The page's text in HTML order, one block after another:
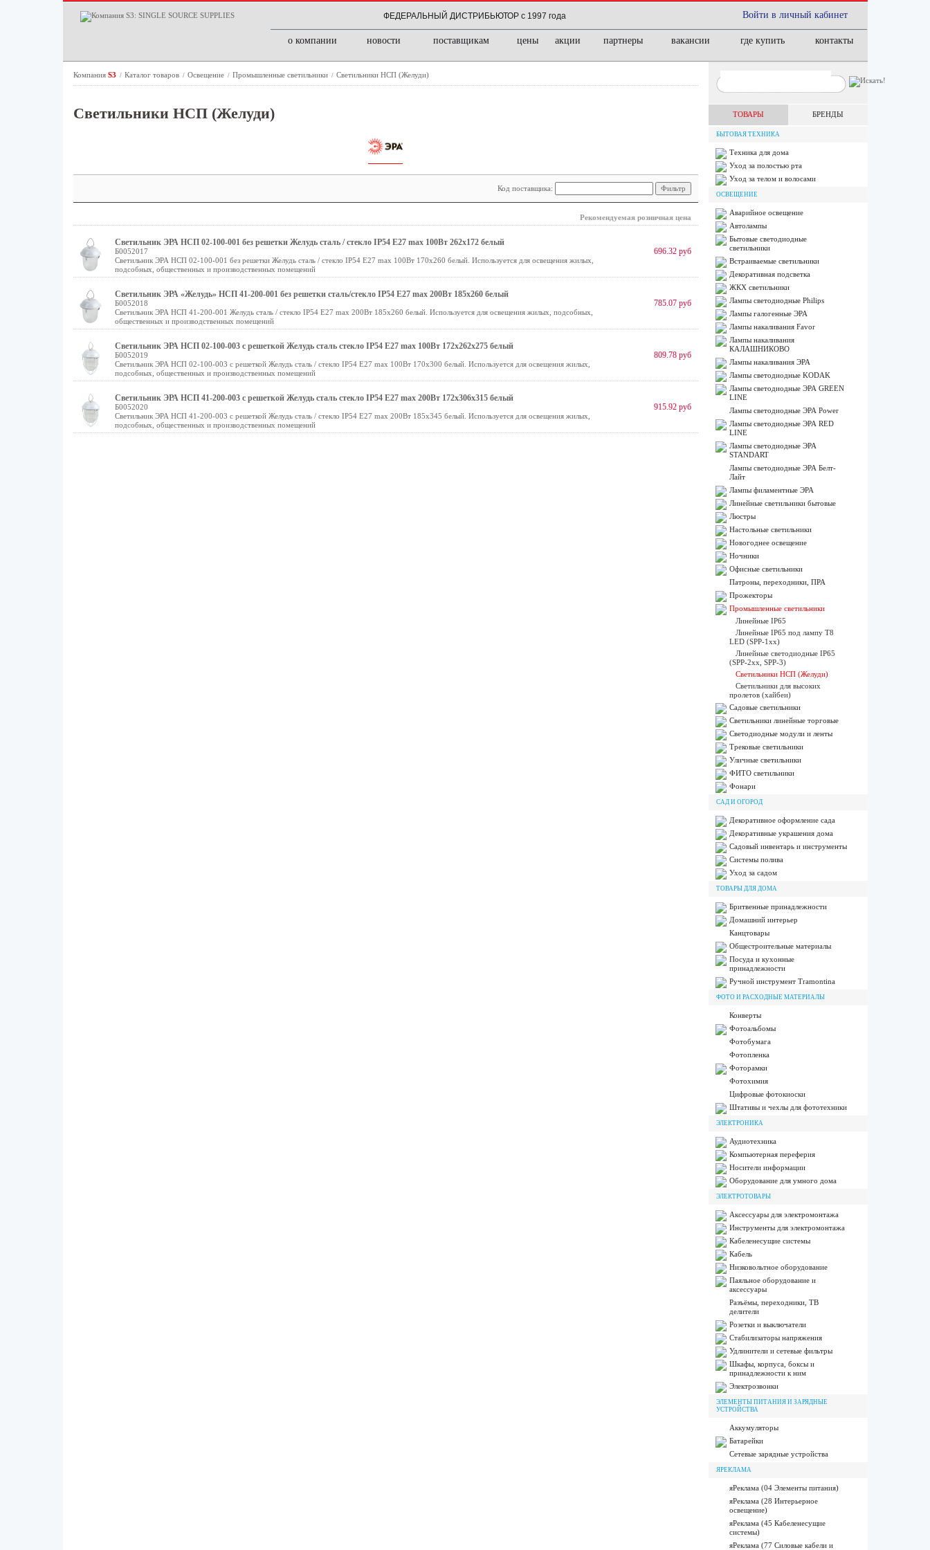
Войти в личный кабинет
ФЕДЕРАЛЬНЫЙ ДИСТРИБЬЮТОР с 1997 года
о компании новости поставщикам цены акции партнеры вакансии где купить контакты
Компания S3 / Каталог товаров / Освещение / Промышленные светильники / Светильники НСП (Желуди)
Светильники НСП (Желуди)
Код поставщика:
Рекомендуемая розничная цена
Светильник ЭРА НСП 02-100-001 без решетки Желудь сталь / стекло IP54 E27 max 100Вт 262х172 белый
Б0052017
Светильник ЭРА НСП 02-100-001 без решетки Желудь сталь / стекло IP54 E27 max 100Вт 170х260 белый. Используется для освещения жилых,
подсобных, общественных и производственных помещений
696.32 руб
Светильник ЭРА «Желудь» НСП 41-200-001 без решетки сталь/стекло IP54 E27 max 200Вт 185х260 белый
Б0052018
Светильник ЭРА НСП 41-200-001 Желудь сталь / стекло IP54 E27 max 200Вт 185х260 белый. Используется для освещения жилых, подсобных,
общественных и производственных помещений
785.07 руб
Светильник ЭРА НСП 02-100-003 с решеткой Желудь сталь стекло IP54 E27 max 100Вт 172х262х275 белый
Б0052019
Светильник ЭРА НСП 02-100-003 с решеткой Желудь сталь / стекло IP54 E27 max 100Вт 170х300 белый. Используется для освещения жилых,
подсобных, общественных и производственных помещений
809.78 руб
Светильник ЭРА НСП 41-200-003 с решеткой Желудь сталь стекло IP54 E27 max 200Вт 172х306х315 белый
Б0052020
Светильник ЭРА НСП 41-200-003 с решеткой Желудь сталь / стекло IP54 E27 max 200Вт 185х345 белый. Используется для освещения жилых,
подсобных, общественных и производственных помещений
915.92 руб
ТОВАРЫ БРЕНДЫ
БЫТОВАЯ ТЕХНИКА
Техника для дома
Уход за полостью рта
Уход за телом и волосами
ОСВЕЩЕНИЕ
Аварийное освещение
Автолампы
Бытовые светодиодные
светильники
Встраиваемые светильники
Декоративная подсветка
ЖКХ светильники
Лампы cветодиодные Philips
Лампы галогенные ЭРА
Лампы накаливания Favor
Лампы накаливания
КАЛАШНИКОВО
Лампы накаливания ЭРА
Лампы светодиодные KODAK
Лампы светодиодные ЭРА GREEN
LINE
Лампы светодиодные ЭРА Power
Лампы светодиодные ЭРА RED
LINE
Лампы светодиодные ЭРА
STANDART
Лампы светодиодные ЭРА Белт-
Лайт
Лампы филаментные ЭРА
Линейные светильники бытовые
Люстры
Настольные светильники
Новогоднее освещение
Ночники
Офисные светильники
Патроны, переходники, ПРА
Прожекторы
Промышленные светильники
Линейные IP65
Линейные IP65 под лампу T8
LED (SPP-1xx)
Линейные светодиодные IP65
(SPP-2xx, SPP-3)
Светильники НСП (Желуди)
Светильники для высоких
пролетов (хайбеи)
Садовые светильники
Светильники линейные торговые
Светодиодные модули и ленты
Трековые светильники
Уличные светильники
ФИТО светильники
Фонари
САД И ОГОРОД
Декоративное оформление сада
Декоративные украшения дома
Садовый инвентарь и инструменты
Системы полива
Уход за садом
ТОВАРЫ ДЛЯ ДОМА
Бритвенные принадлежности
Домашний интерьер
Канцтовары
Общестроительные материалы
Посуда и кухонные
принадлежности
Ручной инструмент Tramontina
ФОТО И РАСХОДНЫЕ МАТЕРИАЛЫ
Конверты
Фотоальбомы
Фотобумага
Фотопленка
Фоторамки
Фотохимия
Цифровые фотокиоски
Штативы и чехлы для фототехники
ЭЛЕКТРОНИКА
Аудиотехника
Компьютерная переферия
Носители информации
Оборудование для умного дома
ЭЛЕКТРОТОВАРЫ
Аксессуары для электромонтажа
Инструменты для электромонтажа
Кабеленесущие системы
Кабель
Низковольтное оборудование
Паяльное оборудование и
аксессуары
Разъёмы, переходники, ТВ
делители
Розетки и выключатели
Стабилизаторы напряжения
Удлинители и сетевые фильтры
Шкафы, корпуса, боксы и
принадлежности к ним
Электрозвонки
ЭЛЕМЕНТЫ ПИТАНИЯ И ЗАРЯДНЫЕ
УСТРОЙСТВА
Аккумуляторы
Батарейки
Сетевые зарядные устройства
ЯРЕКЛАМА
яРеклама (04 Элементы питания)
яРеклама (28 Интерьерное
освещение)
яРеклама (45 Кабеленесущие
системы)
яРеклама (77 Силовые кабели и